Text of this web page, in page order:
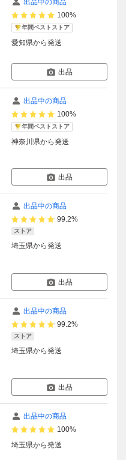
出品中の商品
100%
年間ベストストア
愛知県から発送
出品
出品中の商品
100%
年間ベストストア
神奈川県から発送
出品
出品中の商品
99.2%
ストア
埼玉県から発送
出品
出品中の商品
99.2%
ストア
埼玉県から発送
出品
出品中の商品
100%
埼玉県から発送